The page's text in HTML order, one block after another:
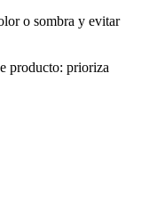
o sombra y evitar
producto: prioriza